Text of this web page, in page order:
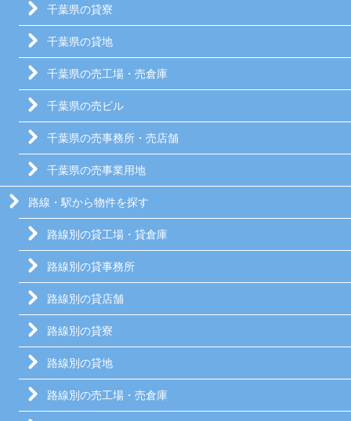
千葉県の貸寮
千葉県の貸地
千葉県の売工場・売倉庫
千葉県の売ビル
千葉県の売事務所・売店舗
千葉県の売事業用地
路線・駅から物件を探す
路線別の貸工場・貸倉庫
路線別の貸事務所
路線別の貸店舗
路線別の貸寮
路線別の貸地
路線別の売工場・売倉庫